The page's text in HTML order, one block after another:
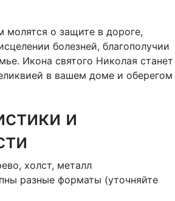
молятся о защите в дороге,
болезней, благополучии
Икона святого Николая станет
в вашем доме и оберегом
и
холст, металл
разные форматы (уточняйте